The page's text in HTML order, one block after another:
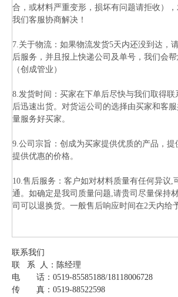
合，或材料严重变形，损坏有问题请拒收）
我们客服协商解决！
7.关于物流：如果物流发货5天内还没到达，
后服务，并且报上快递公司及单号，我们会帮
（创成管业）
8.发货时间：买家在下单后尽快与我们取得联
后迅速出货。对货运公司的选择由买家和客
量服务好买家。
9.公司宗旨：创成为买家提供优质的产品，提
提供优惠的价格。
10.售后服务：客户如对材料质量有任何异议,
通。如确定是我司质量问题,请贵司尽量保持
司可以退换货。一般售后响应时间在2天内给
联系我们
联 系 人：陈经理
电 话：0519-85585188/18118006728
传 真：0519-88522598